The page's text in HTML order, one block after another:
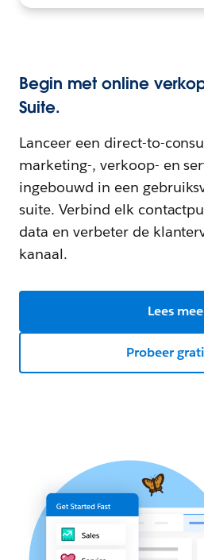
Begin met online
Suite.
Lanceer een direct-to-
marketing-, verkoop- en
ingebouwd in een
suite. Verbind elk
data en verbeter de
kanaal.
Lees
Probeer